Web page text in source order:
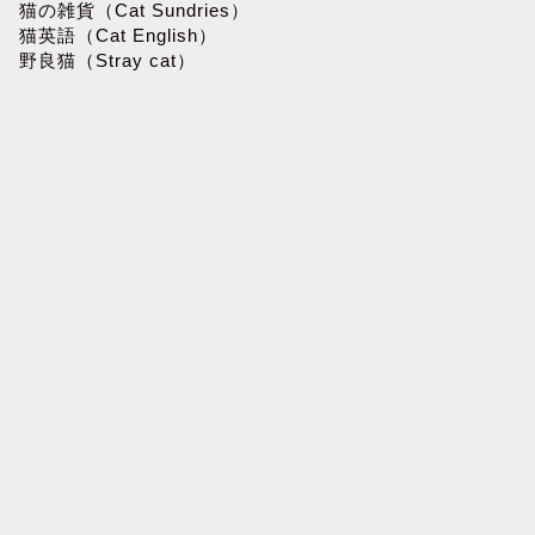
猫の雑貨（Cat Sundries）
猫英語（Cat English）
野良猫（Stray cat）